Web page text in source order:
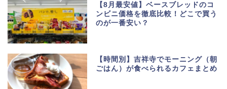
【8月最安値】ベースブレッドのコ
ンビニ価格を徹底比較！どこで買う
のが一番安い？
【時間別】吉祥寺でモーニング（朝
ごはん）が食べられるカフェまとめ